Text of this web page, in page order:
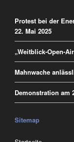
Protest bei der
22. Mai 2025
„Weitblick-Open-
Mahnwache
Demonstration am
Sitemap